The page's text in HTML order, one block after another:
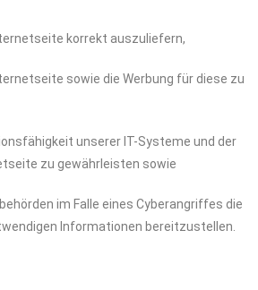
korrekt auszuliefern,
sowie die Werbung für diese zu
unserer IT-Systeme und der
zu gewährleisten sowie
im Falle eines Cyberangriffes die
Informationen bereitzustellen.